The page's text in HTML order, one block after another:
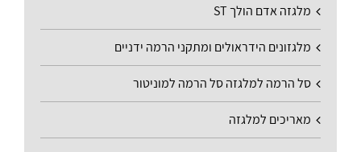
מלגזה אדם הולך ST
מלגזונים הידראולים ומתקני הרמה ידניים
סל הרמה למלגזה סל הרמה למוניטור
מאריכים למלגזה